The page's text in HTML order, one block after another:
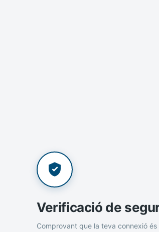
Verificació de
Comprovant que la teva connexió és